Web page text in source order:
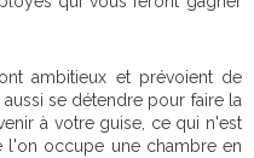
ambitieux et prévoient de
se détendre pour faire la
à votre guise, ce qui n'est
l'on occupe une chambre en